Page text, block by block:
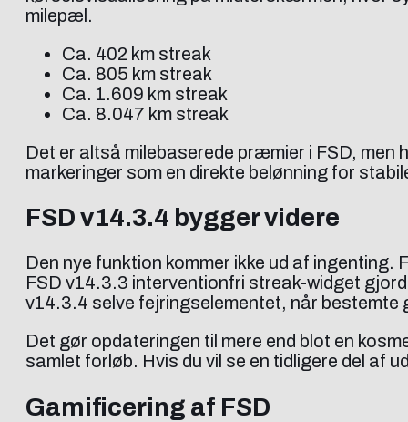
milepæl.
Ca. 402 km streak
Ca. 805 km streak
Ca. 1.609 km streak
Ca. 8.047 km streak
Det er altså milebaserede præmier i FSD, men
markeringer som en direkte belønning for
FSD v14.3.4 bygger videre
Den nye funktion kommer ikke ud af
FSD v14.3.3 interventionfri streak-widget
v14.3.4 selve fejringselementet, når
Det gør opdateringen til mere end blot en
samlet forløb. Hvis du vil se en tidligere del af
Gamificering af FSD